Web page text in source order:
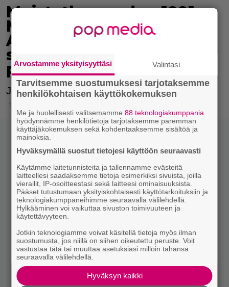
Muistatko vuoden 1991
Mr. Finlandin Juha
Ahlgrenin – täyttää 60 ja
suunnitteilla huikea
paluu
Juha täyttää 60 vuotta.
10.6.2026 04:07
Arvostamme yksityisyyttäsi Valintasi
Tarvitsemme suostumuksesi tarjotaksemme
henkilökohtaisen käyttökokemuksen
Me ja huolellisesti valitsemamme88 teknologiakumppania
hyödynnämme henkilötietoja tarjotaksemme paremman
käyttäjäkokemuksen sekä kohdentaaksemme sisältöä ja
mainoksia.
Hyväksymällä suostut tietojesi käyttöön seuraavasti
Käytämme laitetunnisteita ja tallennamme evästeitä
laitteellesi saadaksemme tietoja esimerkiksi sivuista, joilla
vierailit, IP-osoitteestasi sekä laitteesi ominaisuuksista.
Pääset tutustumaan yksityiskohtaisesti käyttötarkoituksiin ja
teknologiakumppaneihimme seuraavalla välilehdellä.
Hylkääminen voi vaikuttaa sivuston toimivuuteen ja
käytettävyyteen.
Jotkin teknologiamme voivat käsitellä tietoja myös ilman
suostumusta, jos niillä on siihen oikeutettu peruste. Voit
vastustaa tätä tai muuttaa asetuksiasi milloin tahansa
seuraavalla välilehdellä.
Hyväksyn kaikki